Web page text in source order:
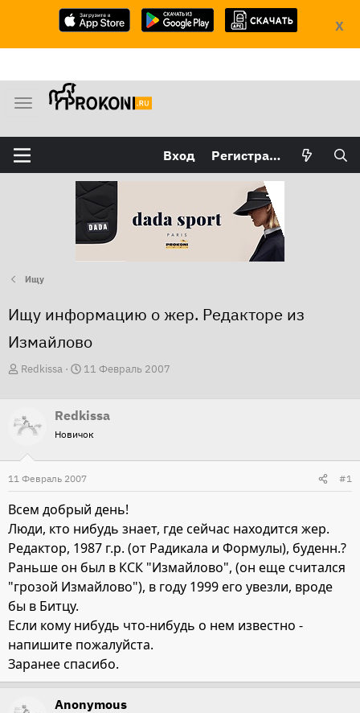
X
М
н
ю
Вход Регистрация
Ищу
Ищу информацию о жер. Редакторе из
Измайлово
А
о
т
е
Redkissa
Д
а
ч
а
а
11 Февраль 2007
Redkissa
Новичок
11 Февраль 2007 #1
Всем добрый день!
Люди, кто нибудь знает, где сейчас находится жер.
Редактор, 1987 г.р. (от Радикала и Формулы), буденн.?
Раньше он был в КСК "Измайлово", (он еще считался
"грозой Измайлово"), в году 1999 его увезли, вроде
бы в Битцу.
Если кому нибудь что-нибудь о нем известно -
напишите пожалуйста.
Заранее спасибо.
Anonymous